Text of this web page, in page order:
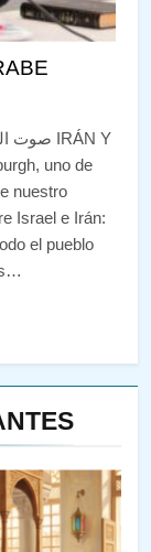
uno de
nuestro
Israel e Irán:
el pueblo